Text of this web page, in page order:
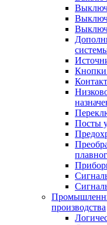
Кнопки
Посты
производства